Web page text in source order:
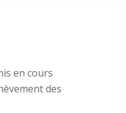
en cours
des